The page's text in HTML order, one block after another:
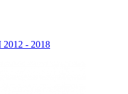
- 2018